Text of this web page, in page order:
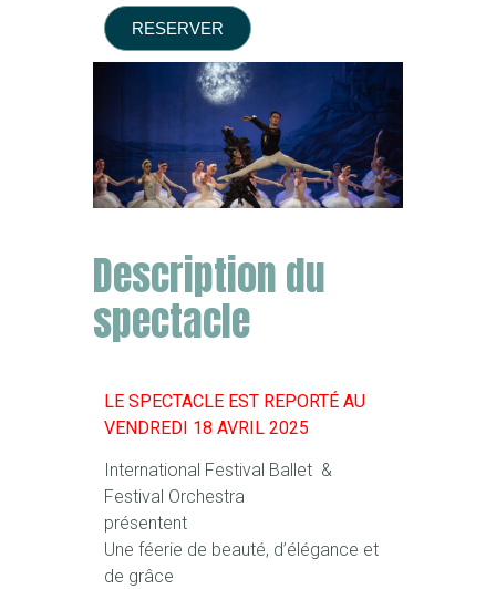
RESERVER
Description du
spectacle
LE SPECTACLE EST REPORTÉ AU
VENDREDI 18 AVRIL 2025
International Festival Ballet &
Festival Orchestra
présentent
Une féerie de beauté, d’élégance et
de grâce